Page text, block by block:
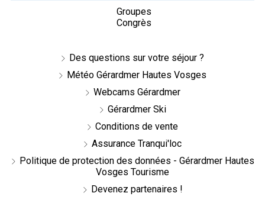
Groupes
Congrès
Des questions sur votre séjour ?
Météo Gérardmer Hautes Vosges
Webcams Gérardmer
Gérardmer Ski
Conditions de vente
Assurance Tranqui'loc
Politique de protection des données - Gérardmer Hautes
Vosges Tourisme
Devenez partenaires !